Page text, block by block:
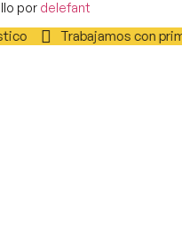
por delefant
Trabajamos con